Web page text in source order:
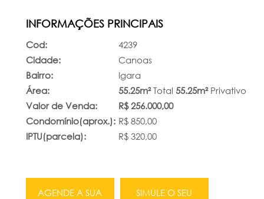
INFORMAÇÕES PRINCIPAIS
Cod:
4239
Cidade:
Canoas
Bairro:
Igara
Área:
55.25m²Total 55.25m²Privativo
Valor de Venda:
R$ 256.000,00
Condomínio(aprox.): R$ 850,00
IPTU(parcela):
R$ 320,00
AGENDE A SUA
SIMULE O SEU